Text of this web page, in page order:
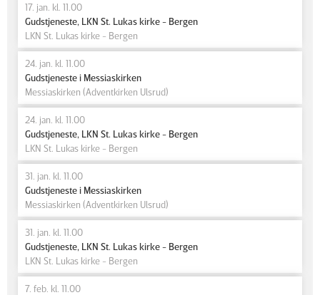
17. jan. kl. 11.00
Gudstjeneste, LKN St. Lukas kirke - Bergen
LKN St. Lukas kirke - Bergen
24. jan. kl. 11.00
Gudstjeneste i Messiaskirken
Messiaskirken (Adventkirken Ulsrud)
24. jan. kl. 11.00
Gudstjeneste, LKN St. Lukas kirke - Bergen
LKN St. Lukas kirke - Bergen
31. jan. kl. 11.00
Gudstjeneste i Messiaskirken
Messiaskirken (Adventkirken Ulsrud)
31. jan. kl. 11.00
Gudstjeneste, LKN St. Lukas kirke - Bergen
LKN St. Lukas kirke - Bergen
7. feb. kl. 11.00